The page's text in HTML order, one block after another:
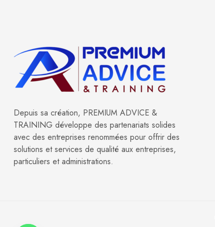
Depuis sa création, PREMIUM ADVICE &
TRAINING développe des partenariats solides
avec des entreprises renommées pour offrir des
solutions et services de qualité aux entreprises,
particuliers et administrations.